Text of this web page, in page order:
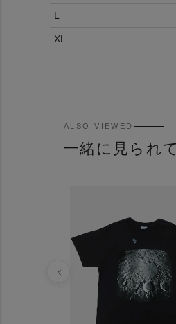
L
XL
ALSO VIEWED
一緒に見られ